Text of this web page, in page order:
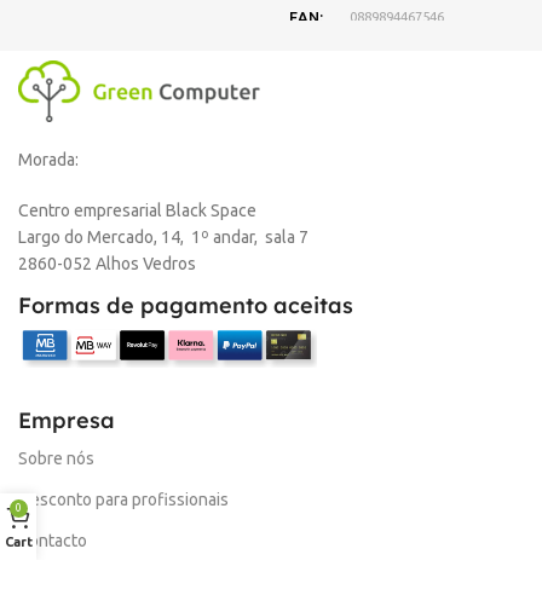
EAN 0889894467546
MARCA
Morada:
Centro empresarial Black Space
Largo do Mercado, 14, 1º andar, sala 7
2860-052 Alhos Vedros
Formas de pagamento aceitas
Empresa
Sobre nós
Desconto para profissionais
Contacto
0
Cart